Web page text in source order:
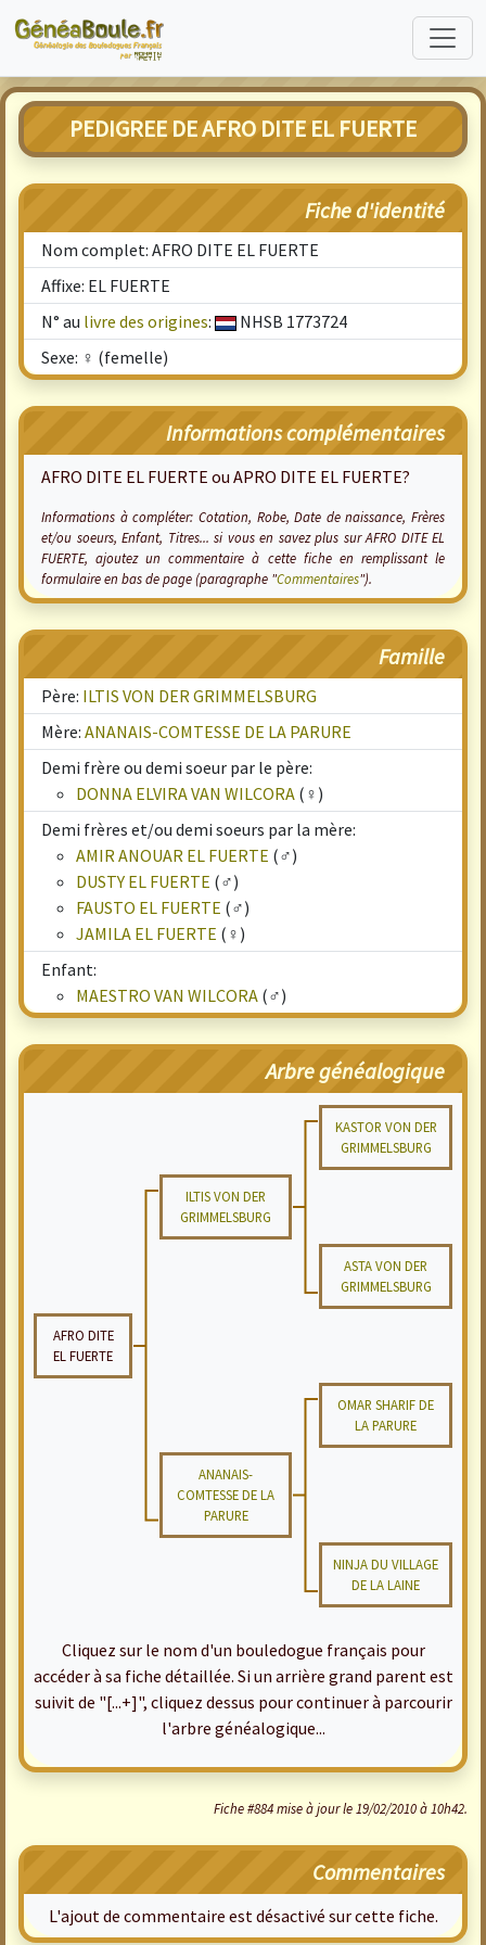
PEDIGREE DE AFRO DITE EL FUERTE
Fiche d'identité
Nom complet: AFRO DITE EL FUERTE
Affixe: EL FUERTE
N° au livre des origines:
NHSB 1773724
Sexe: ♀ (femelle)
Informations complémentaires
AFRO DITE EL FUERTE ou APRO DITE EL FUERTE?
Informations à compléter: Cotation, Robe, Date de naissance, Frères
et/ou soeurs, Enfant, Titres... si vous en savez plus sur AFRO DITE EL
FUERTE, ajoutez un commentaire à cette fiche en remplissant le
formulaire en bas de page (paragraphe "Commentaires").
Famille
Père: ILTIS VON DER GRIMMELSBURG
Mère: ANANAIS-COMTESSE DE LA PARURE
Demi frère ou demi soeur par le père:
DONNA ELVIRA VAN WILCORA (♀)
Demi frères et/ou demi soeurs par la mère:
AMIR ANOUAR EL FUERTE (♂)
DUSTY EL FUERTE (♂)
FAUSTO EL FUERTE (♂)
JAMILA EL FUERTE (♀)
Enfant:
MAESTRO VAN WILCORA (♂)
Arbre généalogique
KASTOR VON DER
GRIMMELSBURG
ILTIS VON DER
GRIMMELSBURG
ASTA VON DER
GRIMMELSBURG
AFRO DITE
EL FUERTE
OMAR SHARIF DE
LA PARURE
ANANAIS-
COMTESSE DE LA
PARURE
NINJA DU VILLAGE
DE LA LAINE
Cliquez sur le nom d'un bouledogue français pour
accéder à sa fiche détaillée. Si un arrière grand parent est
suivit de "[...+]", cliquez dessus pour continuer à parcourir
l'arbre généalogique...
Fiche #884 mise à jour le 19/02/2010 à 10h42.
Commentaires
L'ajout de commentaire est désactivé sur cette fiche.